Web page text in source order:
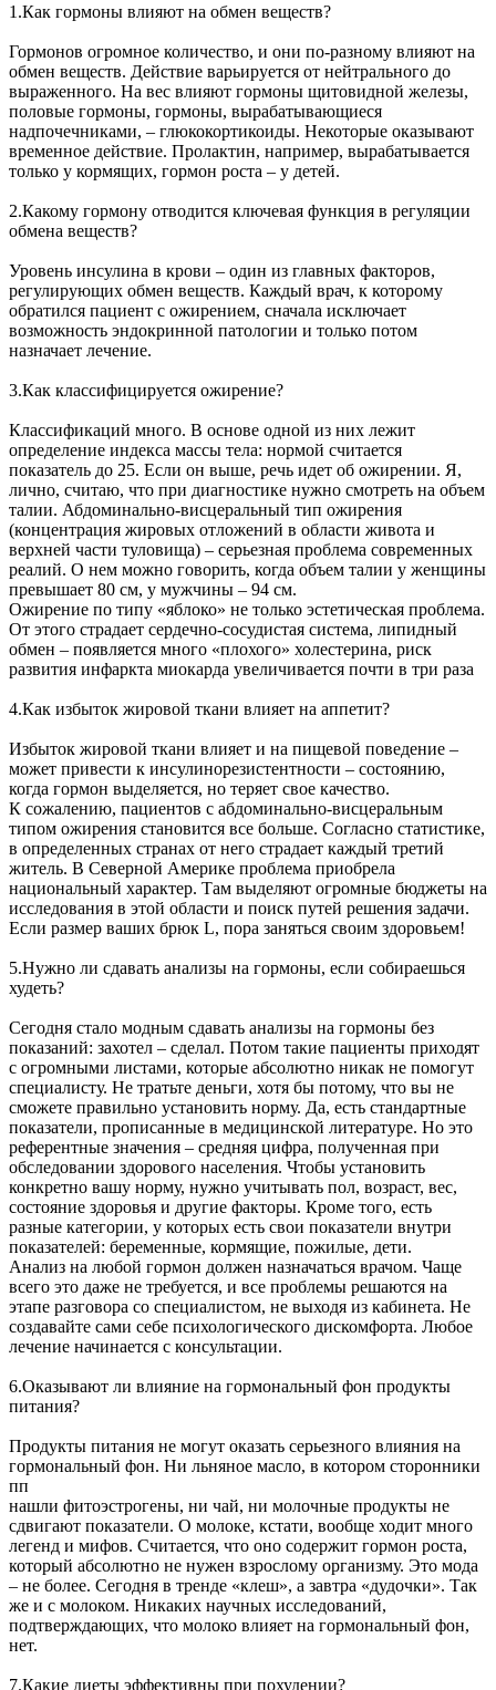
1.Как гормоны влияют на обмен веществ?
Гормонов огромное количество, и они по-разному влияют на
обмен веществ. Действие варьируется от нейтрального до
выраженного. На вес влияют гормоны щитовидной железы,
половые гормоны, гормоны, вырабатывающиеся
надпочечниками, – глюкокортикоиды. Некоторые оказывают
временное действие. Пролактин, например, вырабатывается
только у кормящих, гормон роста – у детей.
2.Какому гормону отводится ключевая функция в регуляции
обмена веществ?
Уровень инсулина в крови – один из главных факторов,
регулирующих обмен веществ. Каждый врач, к которому
обратился пациент с ожирением, сначала исключает
возможность эндокринной патологии и только потом
назначает лечение.
3.Как классифицируется ожирение?
Классификаций много. В основе одной из них лежит
определение индекса массы тела: нормой считается
показатель до 25. Если он выше, речь идет об ожирении. Я,
лично, считаю, что при диагностике нужно смотреть на объем
талии. Абдоминально-висцеральный тип ожирения
(концентрация жировых отложений в области живота и
верхней части туловища) – серьезная проблема современных
реалий. О нем можно говорить, когда объем талии у женщины
превышает 80 см, у мужчины – 94 см.
Ожирение по типу «яблоко» не только эстетическая проблема.
От этого страдает сердечно-сосудистая система, липидный
обмен – появляется много «плохого» холестерина, риск
развития инфаркта миокарда увеличивается почти в три раза
4.Как избыток жировой ткани влияет на аппетит?
Избыток жировой ткани влияет и на пищевой поведение –
может привести к инсулинорезистентности – состоянию,
когда гормон выделяется, но теряет свое качество.
К сожалению, пациентов с абдоминально-висцеральным
типом ожирения становится все больше. Согласно статистике,
в определенных странах от него страдает каждый третий
житель. В Северной Америке проблема приобрела
национальный характер. Там выделяют огромные бюджеты на
исследования в этой области и поиск путей решения задачи.
Если размер ваших брюк L, пора заняться своим здоровьем!
5.Нужно ли сдавать анализы на гормоны, если собираешься
худеть?
Сегодня стало модным сдавать анализы на гормоны без
показаний: захотел – сделал. Потом такие пациенты приходят
с огромными листами, которые абсолютно никак не помогут
специалисту. Не тратьте деньги, хотя бы потому, что вы не
сможете правильно установить норму. Да, есть стандартные
показатели, прописанные в медицинской литературе. Но это
референтные значения – средняя цифра, полученная при
обследовании здорового населения. Чтобы установить
конкретно вашу норму, нужно учитывать пол, возраст, вес,
состояние здоровья и другие факторы. Кроме того, есть
разные категории, у которых есть свои показатели внутри
показателей: беременные, кормящие, пожилые, дети.
Анализ на любой гормон должен назначаться врачом. Чаще
всего это даже не требуется, и все проблемы решаются на
этапе разговора со специалистом, не выходя из кабинета. Не
создавайте сами себе психологического дискомфорта. Любое
лечение начинается с консультации.
6.Оказывают ли влияние на гормональный фон продукты
питания?
Продукты питания не могут оказать серьезного влияния на
гормональный фон. Ни льняное масло, в котором сторонники
пп
нашли фитоэстрогены, ни чай, ни молочные продукты не
сдвигают показатели. О молоке, кстати, вообще ходит много
легенд и мифов. Считается, что оно содержит гормон роста,
который абсолютно не нужен взрослому организму. Это мода
– не более. Сегодня в тренде «клеш», а завтра «дудочки». Так
же и с молоком. Никаких научных исследований,
подтверждающих, что молоко влияет на гормональный фон,
нет.
7.Какие диеты эффективны при похудении?